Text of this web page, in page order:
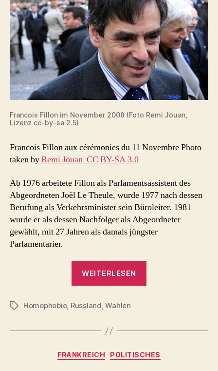
Francois Fillon im November 2008 (Foto Remi Jouan,
Lizenz cc-by-sa 2.5)
Francois Fillon aux cérémonies du 11 NovembrePhoto
taken byRemi Jouan CC BY-SA 3.0
Ab 1976 arbeitete Fillon als Parlamentsassistent des
Abgeordneten Joël Le Theule, wurde 1977 nach dessen
Berufung als Verkehrsminister sein Büroleiter. 1981
wurde er als dessen Nachfolger als Abgeordneter
gewählt, mit 27 Jahren als damals jüngster
Parlamentarier.
WEITERLESEN
Ex-
Schlagwörter
Homophobie, Russland,Wahlen
Kategorien
FRANKREICH POLITISCHES